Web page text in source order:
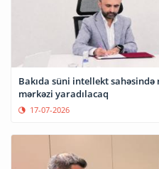
Bakıda süni intellekt
mərkəzi yaradılacaq
17-07-2026